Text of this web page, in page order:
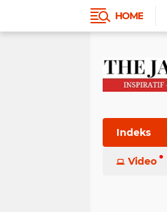
HOME
Indeks
Pemkab
Video